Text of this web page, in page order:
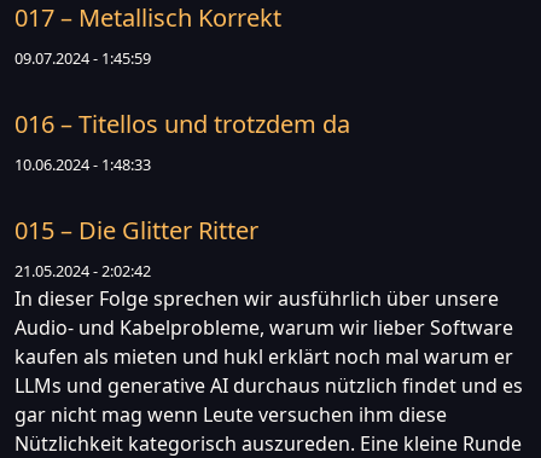
017 – Metallisch Korrekt
09.07.2024 - 1:45:59
016 – Titellos und trotzdem da
10.06.2024 - 1:48:33
015 – Die Glitter Ritter
21.05.2024 - 2:02:42
In dieser Folge sprechen wir ausführlich über unsere
Audio- und Kabelprobleme, warum wir lieber Software
kaufen als mieten und hukl erklärt noch mal warum er
LLMs und generative AI durchaus nützlich findet und es
gar nicht mag wenn Leute versuchen ihm diese
Nützlichkeit kategorisch auszureden. Eine kleine Runde